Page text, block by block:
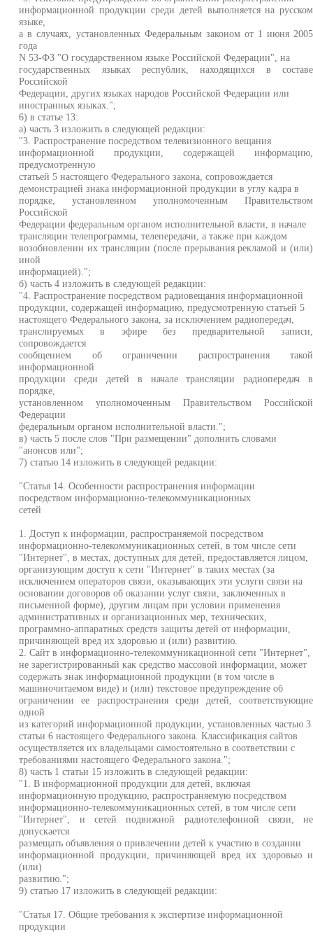
информационной продукции среди детей выполняется на русском
языке,
а в случаях, установленных Федеральным законом от 1 июня 2005
года
N 53-ФЗ "О государственном языке Российской Федерации", на
государственных языках республик, находящихся в составе
Российской
Федерации, других языках народов Российской Федерации или
иностранных языках.";
6) в статье 13:
а) часть 3 изложить в следующей редакции:
"3. Распространение посредством телевизионного вещания
информационной продукции, содержащей информацию,
предусмотренную
статьей 5 настоящего Федерального закона, сопровождается
демонстрацией знака информационной продукции в углу кадра в
порядке, установленном уполномоченным Правительством
Российской
Федерации федеральным органом исполнительной власти, в начале
трансляции телепрограммы, телепередачи, а также при каждом
возобновлении их трансляции (после прерывания рекламой и (или)
иной
информацией).";
б) часть 4 изложить в следующей редакции:
"4. Распространение посредством радиовещания информационной
продукции, содержащей информацию, предусмотренную статьей 5
настоящего Федерального закона, за исключением радиопередач,
транслируемых в эфире без предварительной записи,
сопровождается
сообщением об ограничении распространения такой
информационной
продукции среди детей в начале трансляции радиопередач в
порядке,
установленном уполномоченным Правительством Российской
Федерации
федеральным органом исполнительной власти.";
в) часть 5 после слов "При размещении" дополнить словами
"анонсов или";
7) статью 14 изложить в следующей редакции:
"Статья 14. Особенности распространения информации
посредством информационно-телекоммуникационных
сетей
1. Доступ к информации, распространяемой посредством
информационно-телекоммуникационных сетей, в том числе сети
"Интернет", в местах, доступных для детей, предоставляется лицом,
организующим доступ к сети "Интернет" в таких местах (за
исключением операторов связи, оказывающих эти услуги связи на
основании договоров об оказании услуг связи, заключенных в
письменной форме), другим лицам при условии применения
административных и организационных мер, технических,
программно-аппаратных средств защиты детей от информации,
причиняющей вред их здоровью и (или) развитию.
2. Сайт в информационно-телекоммуникационной сети "Интернет",
не зарегистрированный как средство массовой информации, может
содержать знак информационной продукции (в том числе в
машиночитаемом виде) и (или) текстовое предупреждение об
ограничении ее распространения среди детей, соответствующие
одной
из категорий информационной продукции, установленных частью 3
статьи 6 настоящего Федерального закона. Классификация сайтов
осуществляется их владельцами самостоятельно в соответствии с
требованиями настоящего Федерального закона.";
8) часть 1 статьи 15 изложить в следующей редакции:
"1. В информационной продукции для детей, включая
информационную продукцию, распространяемую посредством
информационно-телекоммуникационных сетей, в том числе сети
"Интернет", и сетей подвижной радиотелефонной связи, не
допускается
размещать объявления о привлечении детей к участию в создании
информационной продукции, причиняющей вред их здоровью и
(или)
развитию.";
9) статью 17 изложить в следующей редакции:
"Статья 17. Общие требования к экспертизе информационной
продукции